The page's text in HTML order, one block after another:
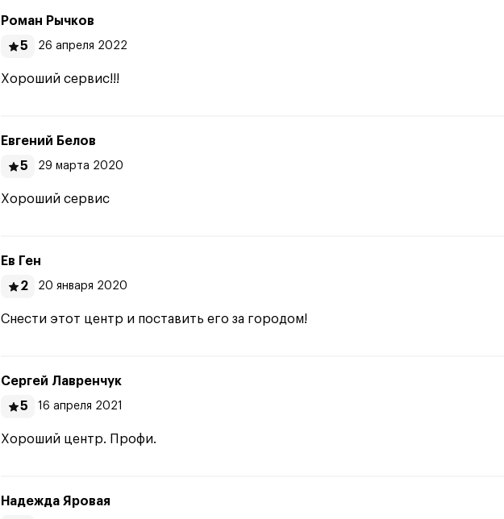
Роман Рычков
5
26 апреля 2022
Хороший сервис!!!
Евгений Белов
5
29 марта 2020
Хороший сервис
Ев Ген
2
20 января 2020
Снести этот центр и поставить его за городом!
Сергей Лавренчук
5
16 апреля 2021
Хороший центр. Профи.
Надежда Яровая